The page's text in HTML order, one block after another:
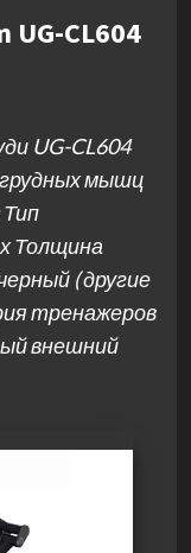
CL604
UG-CL604
мышц
Толщина
( другие
тренажеров
внешний